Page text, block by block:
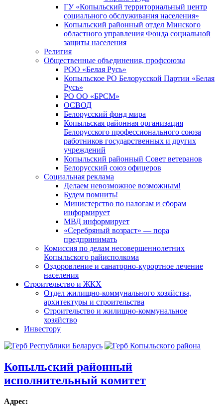
ГУ «Копыльский территориальный центр
социального обслуживания населения»
Копыльский районный отдел Минского
областного управления Фонда социальной
защиты населения
Религия
Общественные объединения, профсоюзы
РОО «Белая Русь»
Копыльское РО Белорусской Партии «Белая
Русь»
РО ОО «БРСМ»
ОСВОД
Белорусский фонд мира
Копыльская районная организация
Белорусского профессионального союза
работников государственных и других
учреждений
Копыльский районный Совет ветеранов
Белорусский союз офицеров
Социальная реклама
Делаем невозможное возможным!
Будем помнить!
Министерство по налогам и сборам
информирует
МВД информирует
«Серебряный возраст» — пора
предпринимать
Комиссия по делам несовершеннолетних
Копыльского райисполкома
Оздоровление и санаторно-курортное лечение
населения
Строительство и ЖКХ
Отдел жилищно-коммунального хозяйства,
архитектуры и строительства
Строительство и жилищно-коммунальное
хозяйство
Инвестору
Копыльский районный
исполнительный комитет
Адрес: